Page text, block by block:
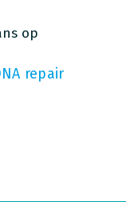
op
repair